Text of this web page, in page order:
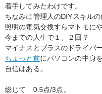
着手してみたわけです。
ちなみに管理人のDIYスキルの
照明の電気交換すらマトモに
今までの人生で１、２回？
マイナスとプラスのドライバ
ちょっと前にパソコンの中身
自信はある。
総じて 0.5点/3点。